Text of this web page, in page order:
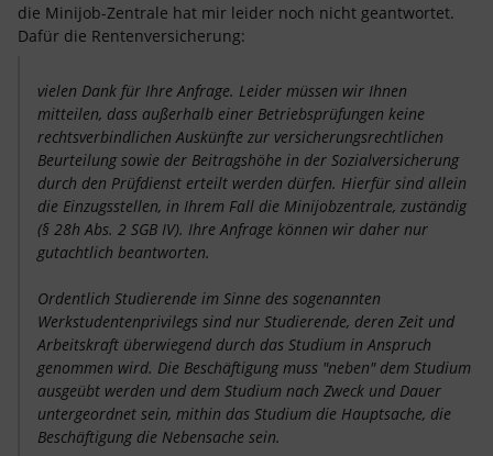
die Minijob-Zentrale hat mir leider noch nicht geantwortet.
Dafür die Rentenversicherung:
vielen Dank für Ihre Anfrage. Leider müssen wir Ihnen
mitteilen, dass außerhalb einer Betriebsprüfungen keine
rechtsverbindlichen Auskünfte zur versicherungsrechtlichen
Beurteilung sowie der Beitragshöhe in der Sozialversicherung
durch den Prüfdienst erteilt werden dürfen. Hierfür sind allein
die Einzugsstellen, in Ihrem Fall die Minijobzentrale, zuständig
(§ 28h Abs. 2 SGB IV). Ihre Anfrage können wir daher nur
gutachtlich beantworten.
Ordentlich Studierende im Sinne des sogenannten
Werkstudentenprivilegs sind nur Studierende, deren Zeit und
Arbeitskraft überwiegend durch das Studium in Anspruch
genommen wird. Die Beschäftigung muss "neben" dem Studium
ausgeübt werden und dem Studium nach Zweck und Dauer
untergeordnet sein, mithin das Studium die Hauptsache, die
Beschäftigung die Nebensache sein.